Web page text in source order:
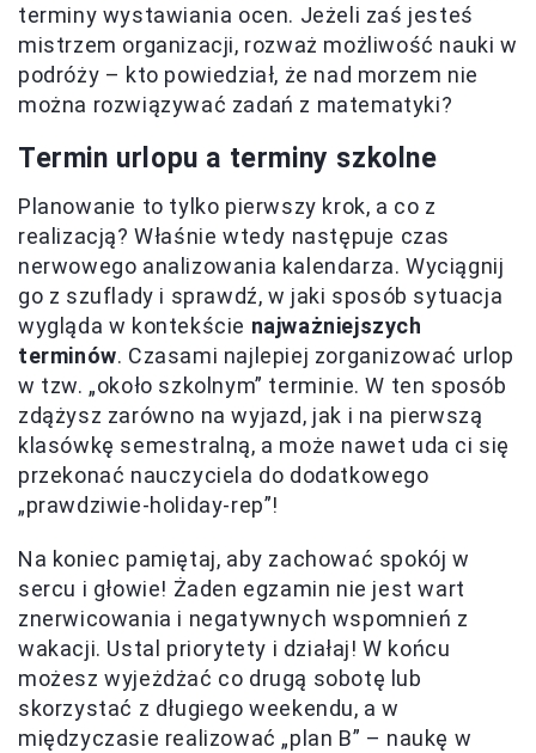
terminy wystawiania ocen. Jeżeli zaś jesteś
mistrzem organizacji, rozważ możliwość nauki w
podróży – kto powiedział, że nad morzem nie
można rozwiązywać zadań z matematyki?
Termin urlopu a terminy szkolne
Planowanie to tylko pierwszy krok, a co z
realizacją? Właśnie wtedy następuje czas
nerwowego analizowania kalendarza. Wyciągnij
go z szuflady i sprawdź, w jaki sposób sytuacja
wygląda w kontekście najważniejszych
terminów. Czasami najlepiej zorganizować urlop
w tzw. „około szkolnym” terminie. W ten sposób
zdążysz zarówno na wyjazd, jak i na pierwszą
klasówkę semestralną, a może nawet uda ci się
przekonać nauczyciela do dodatkowego
„prawdziwie-holiday-rep”!
Na koniec pamiętaj, aby zachować spokój w
sercu i głowie! Żaden egzamin nie jest wart
znerwicowania i negatywnych wspomnień z
wakacji. Ustal priorytety i działaj! W końcu
możesz wyjeżdżać co drugą sobotę lub
skorzystać z długiego weekendu, a w
międzyczasie realizować „plan B” – naukę w